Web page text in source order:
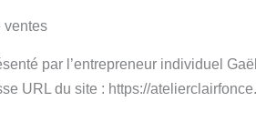
ventes
par l’entrepreneur individuel
URL du site : https://